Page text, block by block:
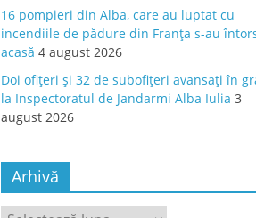
16 pompieri din Alba, care au luptat cu
incendiile de pădure din Franța s-au
acasă 4 august 2026
Doi ofițeri și 32 de subofițeri avansați în
la Inspectoratul de Jandarmi Alba Iulia 3
august 2026
Arhivă